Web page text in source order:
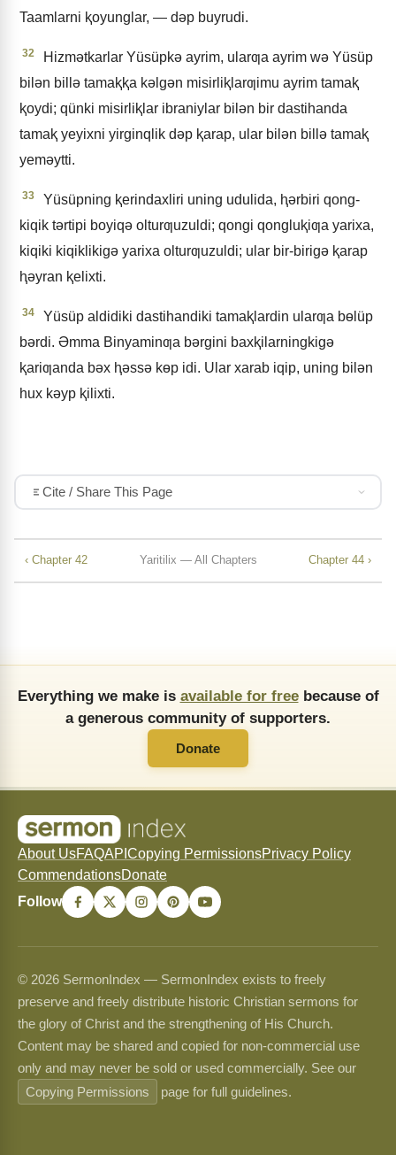
Taamlarni ⱪoyunglar, — dǝp buyrudi.
32
Hizmǝtkarlar Yüsüpkǝ ayrim, ularƣa ayrim wǝ Yüsüp
bilǝn billǝ tamaⱪⱪa kǝlgǝn misirliⱪlarƣimu ayrim tamaⱪ
ⱪoydi; qünki misirliⱪlar ibraniylar bilǝn bir dastihanda
tamaⱪ yeyixni yirginqlik dǝp ⱪarap, ular bilǝn billǝ tamaⱪ
yemǝytti.
33
Yüsüpning ⱪerindaxliri uning udulida, ⱨǝrbiri qong-
kiqik tǝrtipi boyiqǝ olturƣuzuldi; qongi qongluⱪiƣa yarixa,
kiqiki kiqiklikigǝ yarixa olturƣuzuldi; ular bir-birigǝ ⱪarap
ⱨǝyran ⱪelixti.
34
Yüsüp aldidiki dastihandiki tamaⱪlardin ularƣa bɵlüp
bǝrdi. Əmma Binyaminƣa bǝrgini baxⱪilarningkigǝ
ⱪariƣanda bǝx ⱨǝssǝ kɵp idi. Ular xarab iqip, uning bilǝn
hux kǝyp ⱪilixti.
Cite / Share This Page
‹ Chapter 42 Yaritilix — All Chapters Chapter 44 ›
Everything we make is available for freebecause of
a generous community of supporters.
Donate
About UsFAQAPI Copying PermissionsPrivacy Policy
CommendationsDonate
Follow
© 2026 SermonIndex — SermonIndex exists to freely
preserve and freely distribute historic Christian sermons for
the glory of Christ and the strengthening of His Church.
Content may be shared and copied for non-commercial use
only and may never be sold or used commercially. See our
Copying Permissions
page for full guidelines.